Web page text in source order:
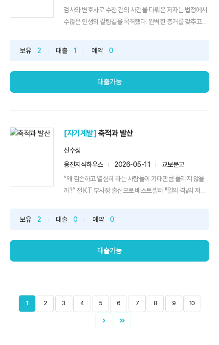
검사와 변호사로 수천 건의 사건을 다뤄온 저자는 법정에서
수많은 인생의 갈림길을 목격했다. 완벽한 증거를 갖추고도
보유 2 대출 1 예약 0
대출가능
[자기계발] 축적과 발산
신수정
웅진지식하우스
2026-05-11
교보문고
“왜 겸손하고 열심히 하는 사람들이 기대만큼 풀리지 않을
까?” 전 KT 부사장 출신으로 베스트셀러 『일의 격』의 저
보유 2 대출 0 예약 0
대출가능
1 2 3 4 5 6 7 8 9 10